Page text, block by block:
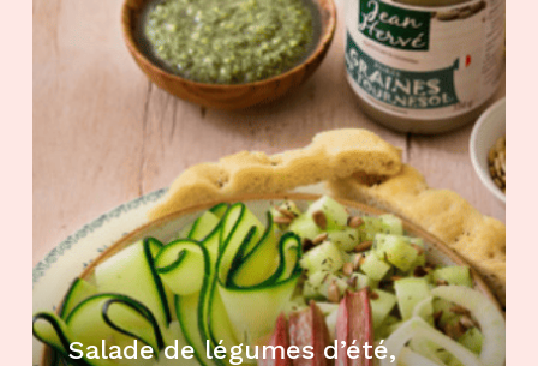
Salade de légumes d’été,